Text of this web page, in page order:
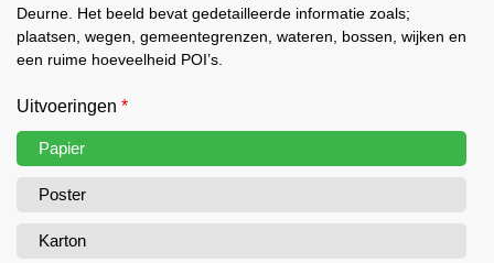
Deurne. Het beeld bevat gedetailleerde informatie zoals;
plaatsen, wegen, gemeentegrenzen, wateren, bossen, wijken en
een ruime hoeveelheid POI’s.
Uitvoeringen *
Papier
Poster
Karton